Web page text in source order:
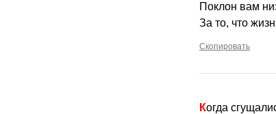
Поклон вам
За то, что
Скопировать
Когда